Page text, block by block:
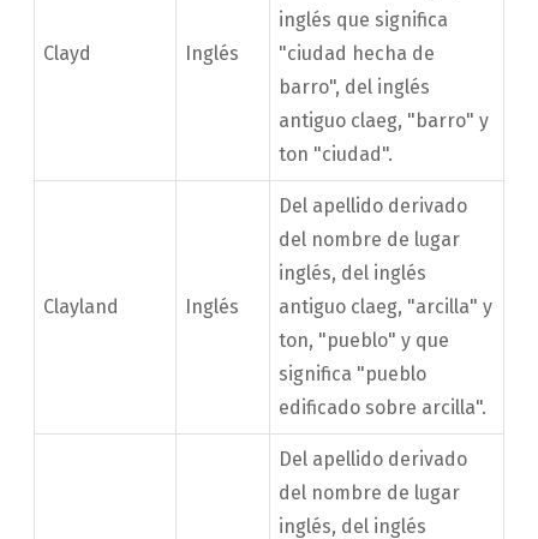
Clayd Inglés
inglés que significa
"ciudad hecha de
barro", del inglés
antiguo claeg, "barro" y
ton "ciudad".
Clayland Inglés
Del apellido derivado
del nombre de lugar
inglés, del inglés
antiguo claeg, "arcilla" y
ton, "pueblo" y que
significa "pueblo
edificado sobre arcilla".
Del apellido derivado
del nombre de lugar
inglés, del inglés